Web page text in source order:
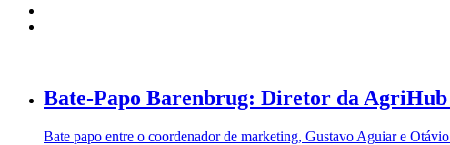
Bate-Papo Barenbrug: Diretor da AgriHub
Bate papo entre o coordenador de marketing, Gustavo Aguiar e